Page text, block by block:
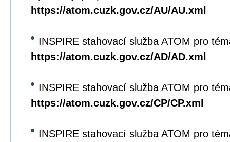
https://atom.cuzk.gov.cz/AU/AU.xml
INSPIRE stahovací služba ATOM pro
https://atom.cuzk.gov.cz/AD/AD.xml
INSPIRE stahovací služba ATOM pro
https://atom.cuzk.gov.cz/CP/CP.xml
INSPIRE stahovací služba ATOM pro